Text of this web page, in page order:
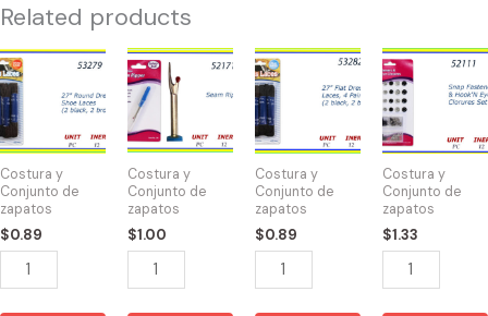
Related products
Costura y
Conjunto de
zapatos
$0.89
53279
-
SHOES
LACES
BROWN
27"
quantity
Costura y
Conjunto de
zapatos
$1.00
52171
-
341
SEAM
RIPPER
quantity
Costura y
Conjunto de
zapatos
$0.89
53282
-
SHOE
LACES
27"
BRW/BLK
quantity
Costura y
Conjunto de
zapatos
$1.33
52111
-
SNAP
FASTENER
&
HOOK
quantity